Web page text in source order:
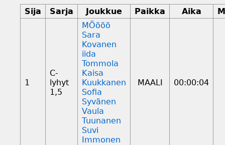
Sija Sarja Joukkue Paikka Aika
1
C-
lyhyt
1,5
MÖööö
Sara
Kovanen
iida
Tommola
Kaisa
Kuukkanen
Sofia
Syvänen
Vaula
Tuunanen
Suvi
Immonen
MAALI 00:00:04